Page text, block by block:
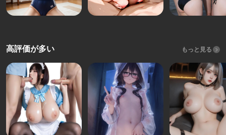
高評価が多い もっと見る